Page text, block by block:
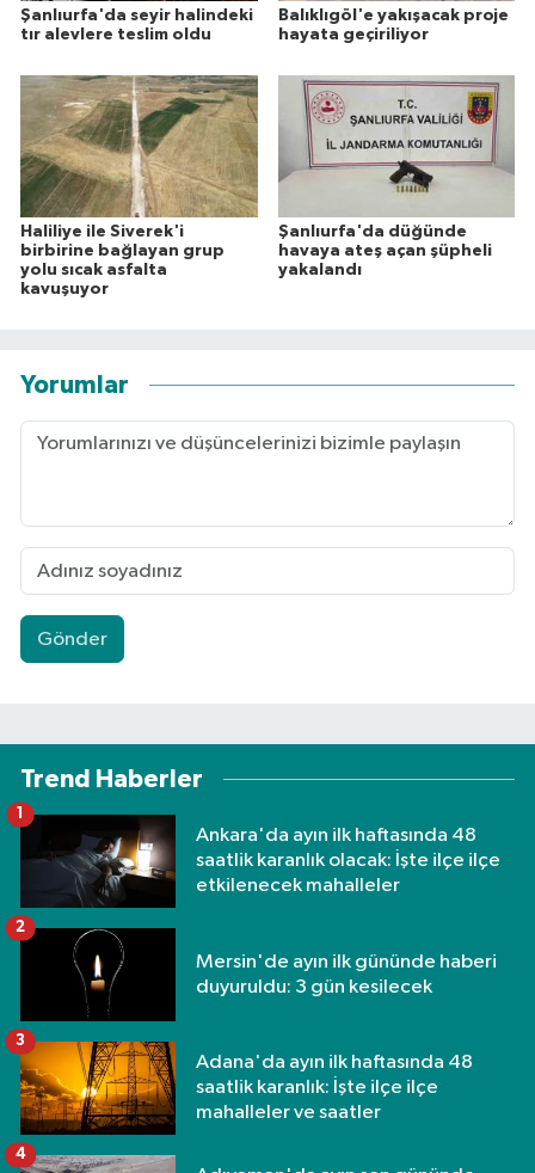
Şanlıurfa'da seyir halindeki
tır alevlere teslim oldu
Balıklıgöl'e yakışacak proje
hayata geçiriliyor
Haliliye ile Siverek'i
birbirine bağlayan grup
yolu sıcak asfalta
kavuşuyor
Şanlıurfa'da düğünde
havaya ateş açan şüpheli
yakalandı
Yorumlar
Gönder
Trend Haberler
Ankara'da ayın ilk haftasında 48
saatlik karanlık olacak: İşte ilçe ilçe
etkilenecek mahalleler
1
Mersin'de ayın ilk gününde haberi
duyuruldu: 3 gün kesilecek
2
Adana'da ayın ilk haftasında 48
saatlik karanlık: İşte ilçe ilçe
mahalleler ve saatler
3
4